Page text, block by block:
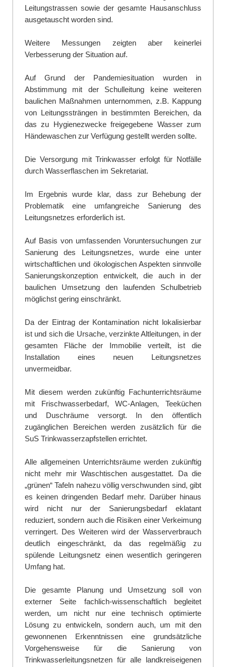
Leitungstrassen sowie der gesamte Hausanschluss
ausgetauscht worden sind.
Weitere Messungen zeigten aber keinerlei
Verbesserung der Situation auf.
Auf Grund der Pandemiesituation wurden in
Abstimmung mit der Schulleitung keine weiteren
baulichen Maßnahmen unternommen, z.B. Kappung
von Leitungssträngen in bestimmten Bereichen, da
das zu Hygienezwecke freigegebene Wasser zum
Händewaschen zur Verfügung gestellt werden sollte.
Die Versorgung mit Trinkwasser erfolgt für Notfälle
durch Wasserflaschen im Sekretariat.
Im Ergebnis wurde klar, dass zur Behebung der
Problematik eine umfangreiche Sanierung des
Leitungsnetzes erforderlich ist.
Auf Basis von umfassenden Voruntersuchungen zur
Sanierung des Leitungsnetzes, wurde eine unter
wirtschaftlichen und ökologischen Aspekten sinnvolle
Sanierungskonzeption entwickelt, die auch in der
baulichen Umsetzung den laufenden Schulbetrieb
möglichst gering einschränkt.
Da der Eintrag der Kontamination nicht lokalisierbar
ist und sich die Ursache, verzinkte Altleitungen, in der
gesamten Fläche der Immobilie verteilt, ist die
Installation eines neuen Leitungsnetzes
unvermeidbar.
Mit diesem werden zukünftig Fachunterrichtsräume
mit Frischwasserbedarf, WC-Anlagen, Teeküchen
und Duschräume versorgt. In den öffentlich
zugänglichen Bereichen werden zusätzlich für die
SuS Trinkwasserzapfstellen errichtet.
Alle allgemeinen Unterrichtsräume werden zukünftig
nicht mehr mir Waschtischen ausgestattet. Da die
„grünen“ Tafeln nahezu völlig verschwunden sind, gibt
es keinen dringenden Bedarf mehr. Darüber hinaus
wird nicht nur der Sanierungsbedarf eklatant
reduziert, sondern auch die Risiken einer Verkeimung
verringert. Des Weiteren wird der Wasserverbrauch
deutlich eingeschränkt, da das regelmäßig zu
spülende Leitungsnetz einen wesentlich geringeren
Umfang hat.
Die gesamte Planung und Umsetzung soll von
externer Seite fachlich-wissenschaftlich begleitet
werden, um nicht nur eine technisch optimierte
Lösung zu entwickeln, sondern auch, um mit den
gewonnenen Erkenntnissen eine grundsätzliche
Vorgehensweise für die Sanierung von
Trinkwasserleitungsnetzen für alle landkreiseigenen